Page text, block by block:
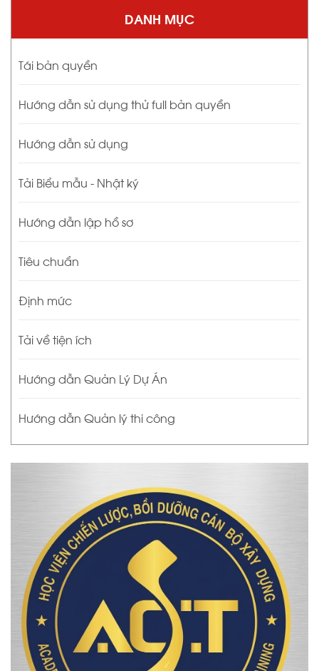
DANH MỤC
Tái bản quyền
Hướng dẫn sử dụng thử full bản quyền
Hướng dẫn sử dụng
Tải Biểu mẫu - Nhật ký
Hướng dẫn lập hồ sơ
Tiêu chuẩn
Định mức
Tải về tiện ích
Hướng dẫn Quản Lý Dự Án
Hướng dẫn Quản lý thi công